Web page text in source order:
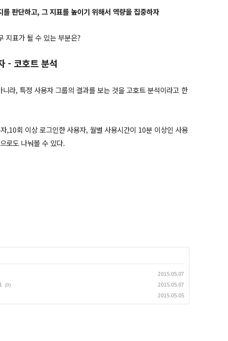
판단하고, 그 지표를 높이기 위해서 역량을 집중하자
지표가 될 수 있는 부분은?
- 코호트 분석
라, 특정 사용자 그룹의 결과를 보는 것을 고호트 분석이라고 한
,10회 이상 로그인한 사용자, 월별 사용시간이 10분 이상인 사용
로도 나눠볼 수 있다.
2015.05.07
(0) 2015.05.07
2015.05.05